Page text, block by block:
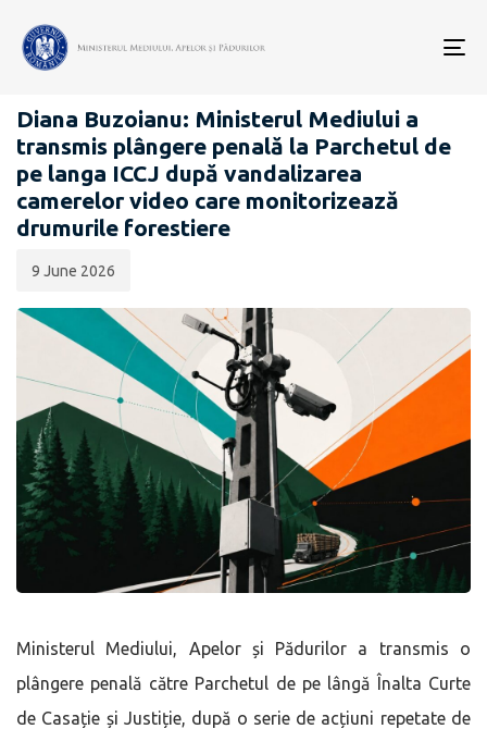
COMUNICATE DE PRESĂ
Diana Buzoianu: Ministerul Mediului a
transmis plângere penală la Parchetul de
pe langa ICCJ după vandalizarea
camerelor video care monitorizează
drumurile forestiere
publicării:
9 June 2026
Ministerul Mediului, Apelor și Pădurilor a transmis o
plângere penală către Parchetul de pe lângă Înalta Curte
de Casație și Justiție, după o serie de acțiuni repetate de